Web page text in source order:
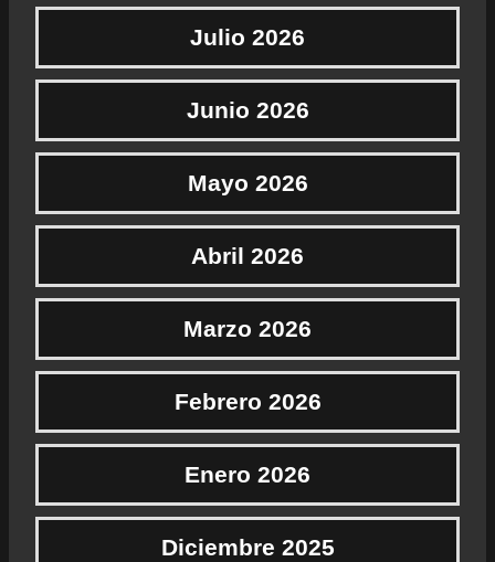
Julio 2026
Junio 2026
Mayo 2026
Abril 2026
Marzo 2026
Febrero 2026
Enero 2026
Diciembre 2025